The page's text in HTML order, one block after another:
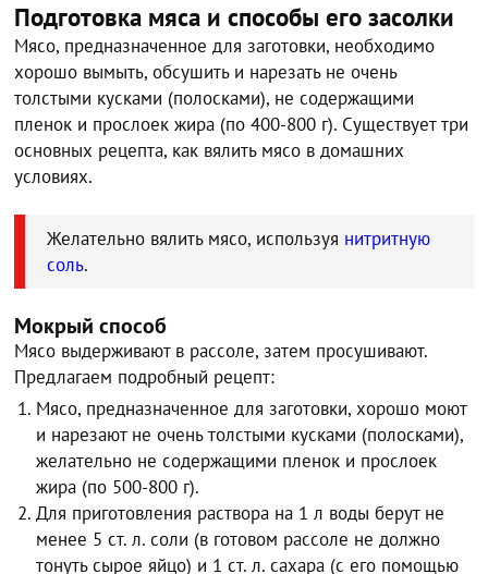
Подготовка мяса и способы его засолки
Мясо, предназначенное для заготовки, необходимо
хорошо вымыть, обсушить и нарезать не очень
толстыми кусками (полосками), не содержащими
пленок и прослоек жира (по 400-800 г). Существует три
основных рецепта, как вялить мясо в домашних
условиях.
Желательно вялить мясо, используя нитритную
соль.
Мокрый способ
Мясо выдерживают в рассоле, затем просушивают.
Предлагаем подробный рецепт:
Мясо, предназначенное для заготовки, хорошо моют
и нарезают не очень толстыми кусками (полосками),
желательно не содержащими пленок и прослоек
жира (по 500-800 г).
Для приготовления раствора на 1 л воды берут не
менее 5 ст. л. соли (в готовом рассоле не должно
тонуть сырое яйцо) и 1 ст. л. сахара (с его помощью